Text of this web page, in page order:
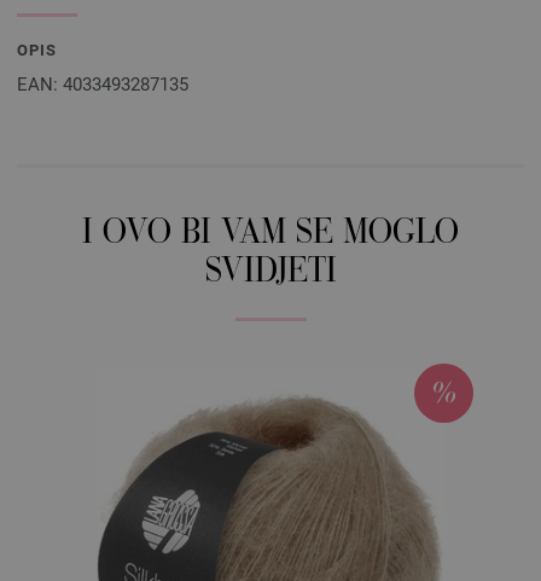
OPIS
EAN: 4033493287135
I OVO BI VAM SE MOGLO
SVIDJETI